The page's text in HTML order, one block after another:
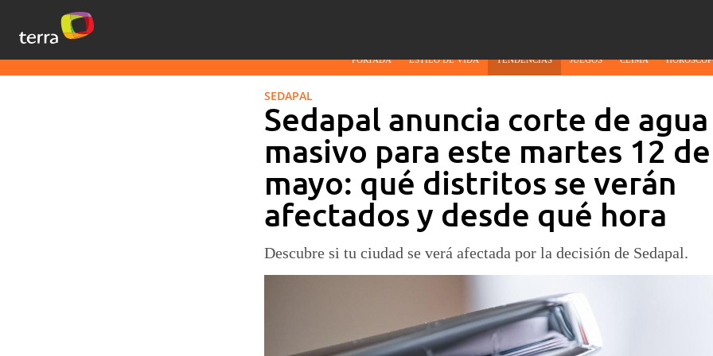
PORTADA ESTILO DE VIDA TENDENCIAS JUEGOS CLIMA
SEDAPAL
Sedapal anuncia corte de agua
masivo para este martes 12 de
mayo: qué distritos se verán
afectados y desde qué hora
Descubre si tu ciudad se verá afectada por la decisión de Sedapal.